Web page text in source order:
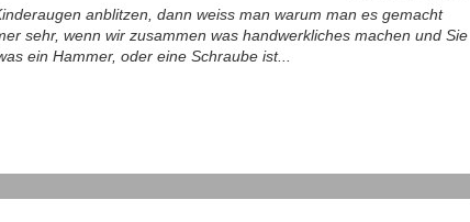
anblitzen, dann weiss man warum man es gemacht
sehr, wenn wir zusammen was handwerkliches machen und Sie
ein Hammer, oder eine Schraube ist...